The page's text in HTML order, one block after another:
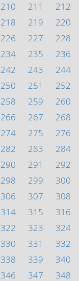
210 211
212
218 219
220
226 227
228
234 235
236
242 243
244
250 251
252
258 259
260
266 267
268
274 275
276
282 283
284
290 291
292
298 299
300
306 307
308
314 315
316
322 323
324
330 331
332
338 339
340
346 347 348